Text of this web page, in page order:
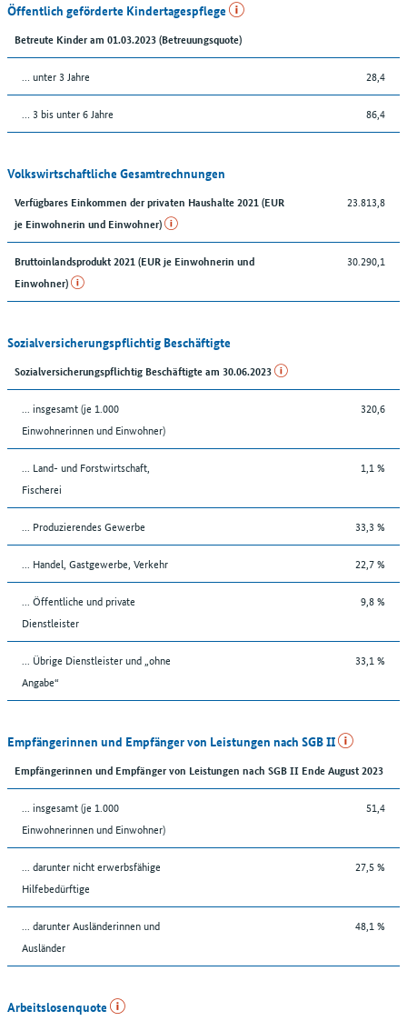
Öffentlich geförderte Kindertagespflege
Betreute Kinder am 01.03.2023 (Betreuungsquote)
… unter 3 Jahre 28,4
… 3 bis unter 6 Jahre 86,4
Volkswirtschaftliche Gesamtrechnungen
Verfügbares Einkommen der privaten Haushalte 2021 (EUR
je Einwohnerin und Einwohner)
23.813,8
Bruttoinlandsprodukt 2021 (EUR je Einwohnerin und
Einwohner)
30.290,1
Sozialversicherungspflichtig Beschäftigte
Sozialversicherungspflichtig Beschäftigte am 30.06.2023
... insgesamt (je 1.000
Einwohnerinnen und Einwohner)
320,6
... Land- und Forstwirtschaft,
Fischerei
1,1 %
... Produzierendes Gewerbe 33,3 %
... Handel, Gastgewerbe, Verkehr 22,7 %
... Öffentliche und private
Dienstleister
9,8 %
... Übrige Dienstleister und „ohne
Angabe“
33,1 %
Empfängerinnen und Empfänger von Leistungen nach SGB II
Empfängerinnen und Empfänger von Leistungen nach SGB II Ende August 2023
... insgesamt (je 1.000
Einwohnerinnen und Einwohner)
51,4
... darunter nicht erwerbsfähige
Hilfebedürftige
27,5 %
... darunter Ausländerinnen und
Ausländer
48,1 %
Arbeitslosenquote